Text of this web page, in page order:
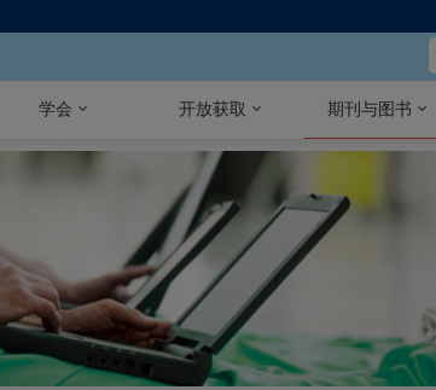
学会 开放获取 期刊与图书